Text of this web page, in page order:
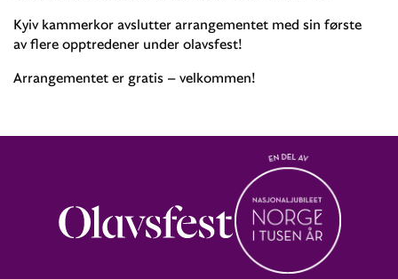
Kyiv kammerkor avslutter arrangementet med sin første
av flere opptredener under olavsfest!
Arrangementet er gratis – velkommen!